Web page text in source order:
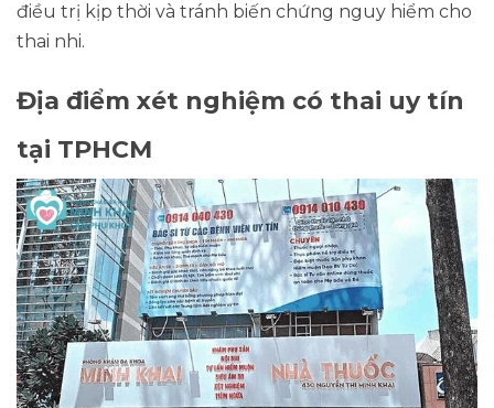
điều trị kịp thời và tránh biến chứng nguy hiểm cho
thai nhi.
Địa điểm xét nghiệm có thai uy tín
tại TPHCM